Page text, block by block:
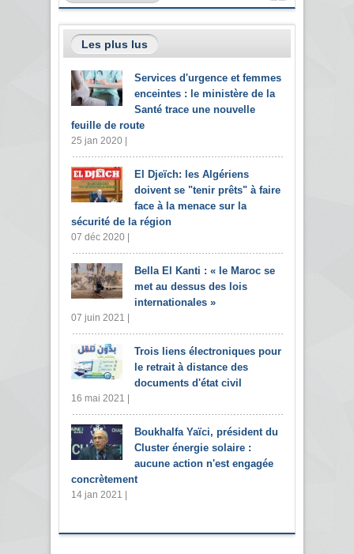
Les plus lus
Services d'urgence et femmes
enceintes : le ministère de la
Santé trace une nouvelle
feuille de route
25 jan 2020 |
El Djeïch: les Algériens
doivent se "tenir prêts" à faire
face à la menace sur la
sécurité de la région
07 déc 2020 |
Bella El Kanti : « le Maroc se
met au dessus des lois
internationales »
07 juin 2021 |
Trois liens électroniques pour
le retrait à distance des
documents d'état civil
16 mai 2021 |
Boukhalfa Yaïci, président du
Cluster énergie solaire :
aucune action n'est engagée
concrètement
14 jan 2021 |